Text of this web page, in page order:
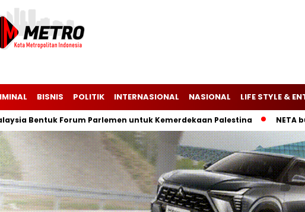
BISNIS POLITIK INTERNASIONAL NASIONAL LIFE STYLE &
Forum Parlemen untuk Kemerdekaan Palestina NETA